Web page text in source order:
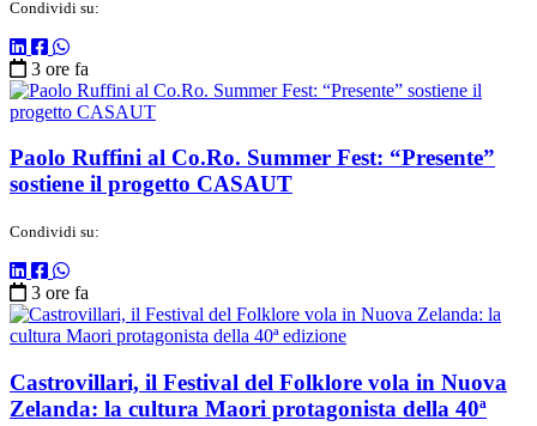
Condividi su:
3 ore fa
Paolo Ruffini al Co.Ro. Summer Fest: “Presente”
sostiene il progetto CASAUT
Condividi su:
3 ore fa
Castrovillari, il Festival del Folklore vola in Nuova
Zelanda: la cultura Maori protagonista della 40ª